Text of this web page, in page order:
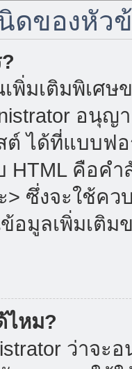
ดของหัว
พิ่มเติมพิเศ
อนุ
ได้ที่แบบฟ
คือคำ
> ซึ่งจะใช้ค
มูลเพิ่มเติม
ไหม?
ว่าจะ